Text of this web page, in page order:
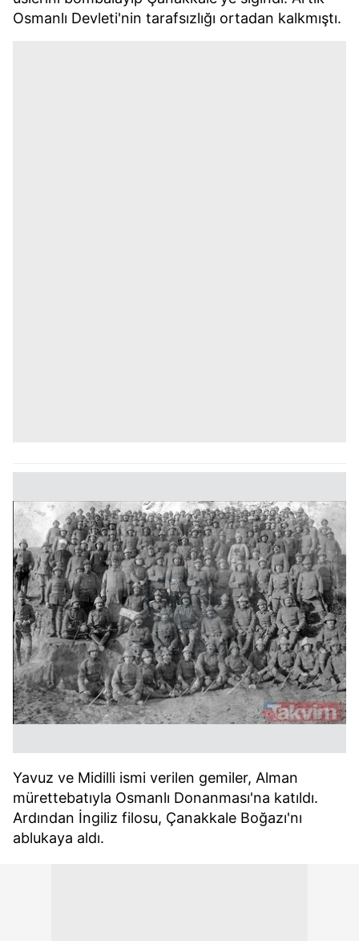
Osmanlı Devleti'nin tarafsızlığı ortadan kalkmıştı.
Yavuz ve Midilli ismi verilen gemiler, Alman
mürettebatıyla Osmanlı Donanması'na katıldı.
Ardından İngiliz filosu, Çanakkale Boğazı'nı
ablukaya aldı.